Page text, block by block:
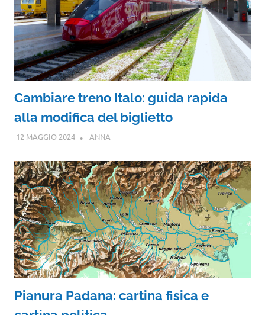
Cambiare treno Italo: guida rapida
alla modifica del biglietto
12 MAGGIO 2024 ANNA
Pianura Padana: cartina fisica e